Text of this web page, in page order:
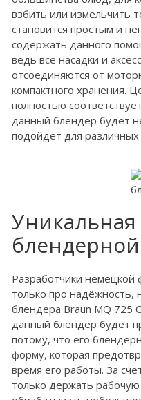
взбить или измельчить
становится простым и
содержать данного
ведь все насадки и
отсоединяются от
компактного хранения.
полностью
данный блендер будет
подойдёт для
Разработчики немецкой
только про надёжность,
блендера Braun MQ 725
данный блендер будет
потому, что его
форму, которая
время его работы. За
только держать